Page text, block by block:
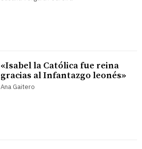
«Isabel la Católica fue reina
gracias al Infantazgo leonés»
Ana Gaitero